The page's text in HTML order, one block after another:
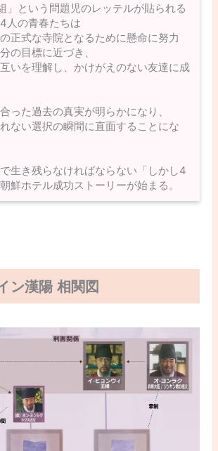
」という問題児のレッテルが貼られる
人の青春たちは
正式な寺院となるために懸命に努力
の目標に近づき、
いを理解し、かけがえのない友達に成
った過去の真実が明らかになり、
ない選択の瞬間に直面することにな
生き残らなければならない「しかし4
鮮ホテル成功ストーリーが始まる。
ン漢陽 相関図